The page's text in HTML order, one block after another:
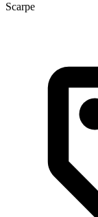
Scarpe